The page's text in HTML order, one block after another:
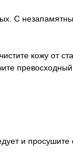
С
кожу от
и просушите